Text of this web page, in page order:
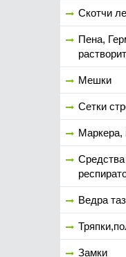
Скотчи
Пена,
Мешки
Сетки
Маркера,
Ведра
Замки